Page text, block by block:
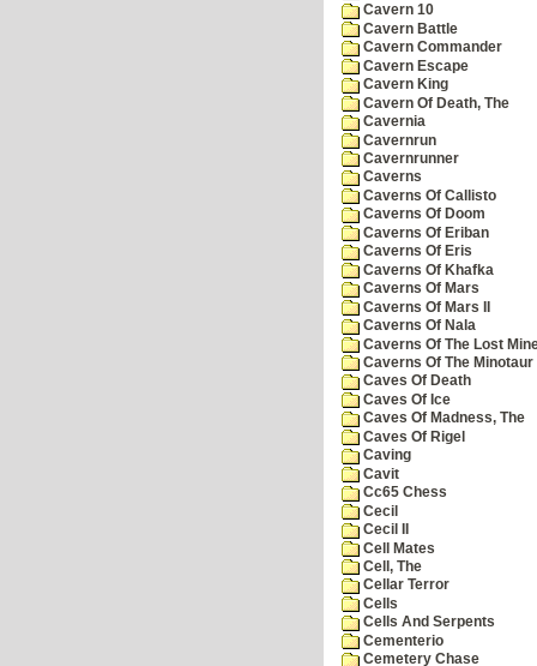
Cavern 10
Cavern Battle
Cavern Commander
Cavern Escape
Cavern King
Cavern Of Death, The
Cavernia
Cavernrun
Cavernrunner
Caverns
Caverns Of Callisto
Caverns Of Doom
Caverns Of Eriban
Caverns Of Eris
Caverns Of Khafka
Caverns Of Mars
Caverns Of Mars II
Caverns Of Nala
Caverns Of The Lost
Caverns Of The Minotaur
Caves Of Death
Caves Of Ice
Caves Of Madness, The
Caves Of Rigel
Caving
Cavit
Cc65 Chess
Cecil
Cecil II
Cell Mates
Cell, The
Cellar Terror
Cells
Cells And Serpents
Cementerio
Cemetery Chase